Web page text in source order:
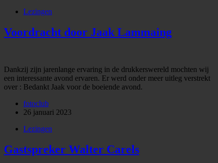
Lezingen
Voordracht door Jaak Lammaing
Dankzij zijn jarenlange ervaring in de drukkerswereld mochten wij
een interessante avond ervaren. Er werd onder meer uitleg verstrekt
over : Bedankt Jaak voor de boeiende avond.
fotoclub
26 januari 2023
Lezingen
Gastspreker Walter Carels